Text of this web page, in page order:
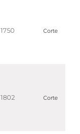
1750 Corte
1802 Corte